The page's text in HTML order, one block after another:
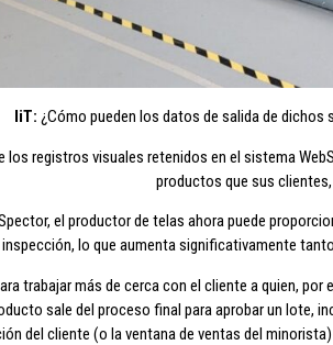
IiT: ¿Cómo pueden los datos de salida de
los registros visuales retenidos en el sistema
productos que sus
el productor de telas ahora puede
lo que aumenta significativamente
trabajar más de cerca con el cliente a quien,
sale del proceso final para aprobar un lote,
del cliente (o la ventana de ventas del